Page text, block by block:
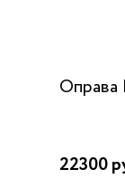
Оправа
22300